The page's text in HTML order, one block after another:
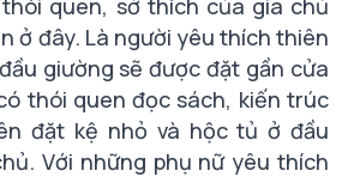
quen, sở thích của gia chủ
ở đây. Là người yêu thích thiên
giường sẽ được đặt gần cửa
thói quen đọc sách, kiến trúc
đặt kệ nhỏ và hộc tủ ở đầu
Với những phụ nữ yêu thích